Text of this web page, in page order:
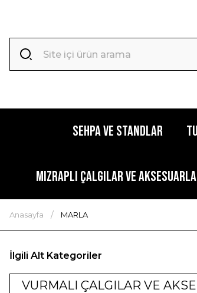
SEHPA VE STANDLAR
MIZRAPLI ÇALGILAR VE
Anasayfa MARLA
İlgili Alt Kategoriler
VURMALI ÇALGILAR VE